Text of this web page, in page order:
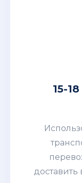
15-18
доставить